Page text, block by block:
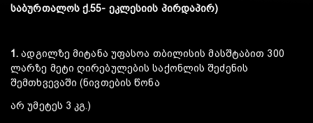
საბურთალოს ქ.55- ეკლესიის პირდაპირ)
1.ადგილზე მიტანა უფასოა თბილისის მასშტაბით 300
ლარზე მეტი ღირებულების საქონლის შეძენის
შემთხვევაში (ნივთების წონა
არ უმეტეს 3 კგ.)